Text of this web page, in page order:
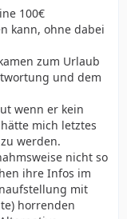
100€
kann, ohne dabei
zum Urlaub
und dem
wenn er kein
mich letztes
werden.
nicht so
ihre Infos im
mit
horrenden